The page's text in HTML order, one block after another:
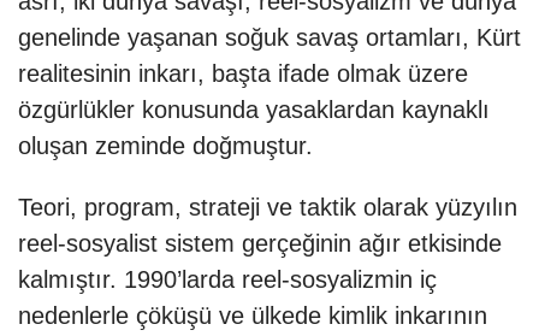
genelinde yaşanan soğuk savaş ortamları, Kürt
realitesinin inkarı, başta ifade olmak üzere
özgürlükler konusunda yasaklardan kaynaklı
oluşan zeminde doğmuştur.
Teori, program, strateji ve taktik olarak yüzyılın
reel-sosyalist sistem gerçeğinin ağır etkisinde
kalmıştır. 1990’larda reel-sosyalizmin iç
nedenlerle çöküşü ve ülkede kimlik inkarının